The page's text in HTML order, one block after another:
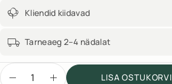
Kliendid kiidavad
Tarneaeg 2–4 nädalat
LISA OSTUKORVI